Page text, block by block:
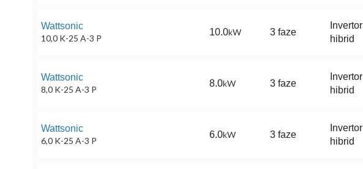
Wattsonic
10,0 K-25 A-3 P
10.0kW 3 faze
Invertor
hibrid
Wattsonic
8,0 K-25 A-3 P
8.0kW 3 faze
Invertor
hibrid
Wattsonic
6,0 K-25 A-3 P
6.0kW 3 faze
Invertor
hibrid